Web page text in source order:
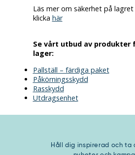
Läs mer om säkerhet på lagret
klicka här
Se vårt utbud av
lager:
Pallställ – färdiga paket
Påkörningsskydd
Rasskydd
Utdragsenhet
Håll dig inspirerad och ta